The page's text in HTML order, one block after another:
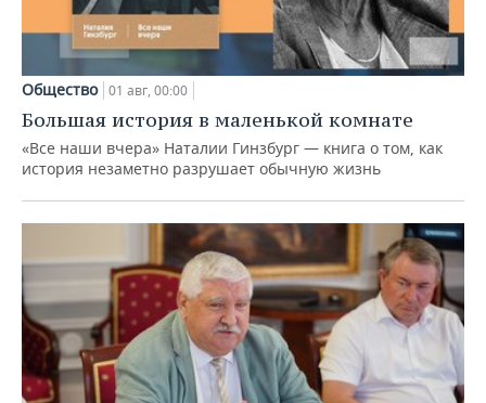
Общество 01 авг, 00:00
Большая история в маленькой комнате
«Все наши вчера» Наталии Гинзбург — книга о том, как
история незаметно разрушает обычную жизнь